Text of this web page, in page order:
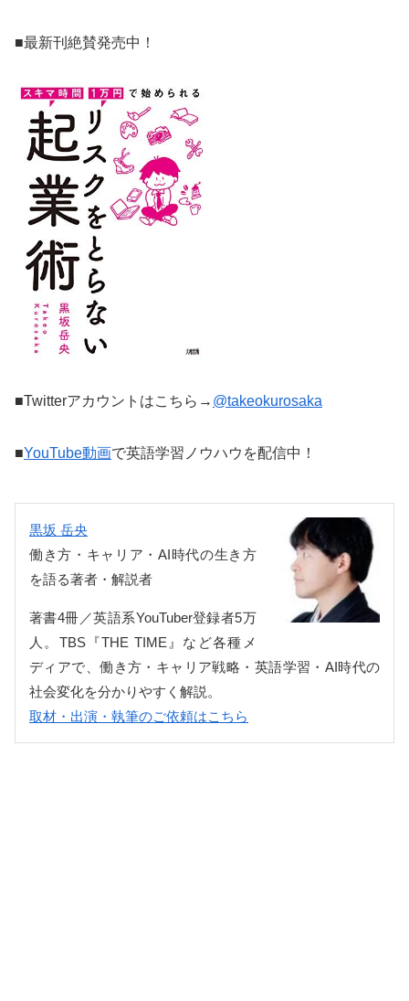
■最新刊絶賛発売中！
■Twitterアカウントはこちら→ @takeokurosaka
■YouTube動画で英語学習ノウハウを配信中！
黒坂 岳央
働き方・キャリア・AI時代の生き方
を語る著者・解説者
著書4冊／英語系YouTuber登録者5万
人。TBS『THE TIME』など各種メ
ディアで、働き方・キャリア戦略・英語学習・AI時代の
社会変化を分かりやすく解説。
取材・出演・執筆のご依頼はこちら